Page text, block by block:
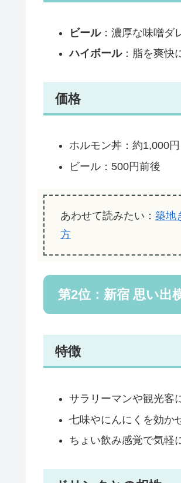
ビール：濃厚な味噌ダ
ハイボール：脂を爽快
価格
ホルモン丼：約1,000円
ビール：500円前後
あわせて読みたい： 築地
方
第2位：新宿 思い出
特徴
サラリーマンや観光客
七味やにんにくを効か
ちょい飲み感覚で気軽